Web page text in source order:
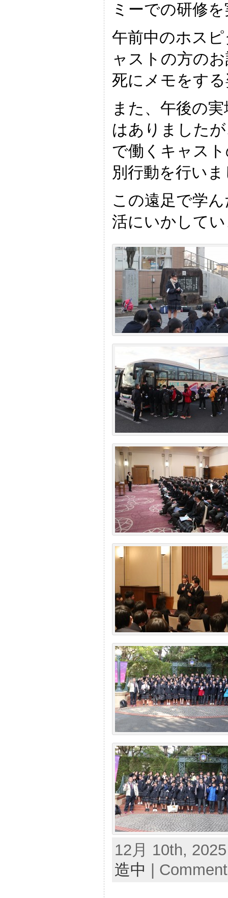
ミーでの研修
午前中のホス
ャストの方の
死にメモをす
また、午後の
はありました
で働くキャス
別行動を行い
この遠足で学
活にいかして
12月 10th,
造中